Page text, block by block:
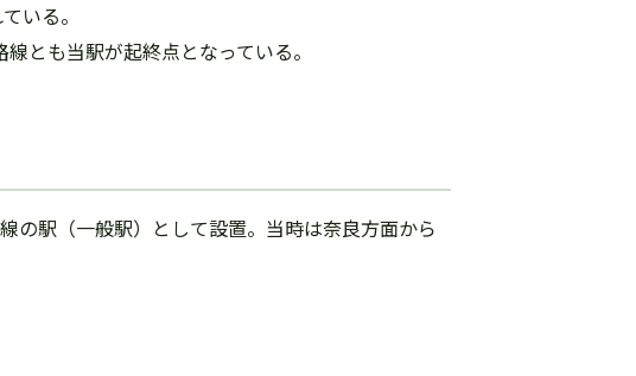
いる。
とも当駅が起終点となっている。
の駅（一般駅）として設置。当時は奈良方面から